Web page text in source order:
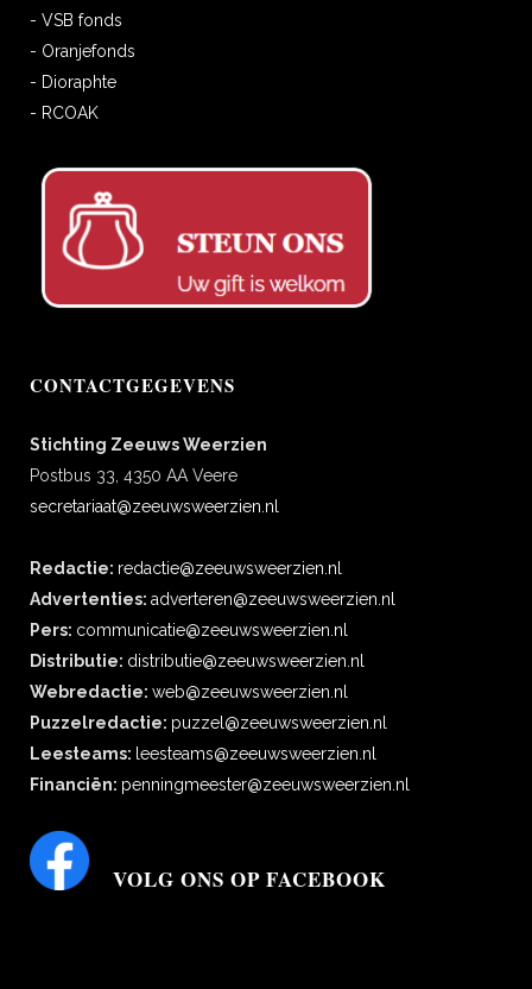
- VSB fonds
- Oranjefonds
- Dioraphte
- RCOAK
CONTACTGEGEVENS
Stichting Zeeuws Weerzien
Postbus 33, 4350 AA Veere
secretariaat@zeeuwsweerzien.nl
Redactie: redactie@zeeuwsweerzien.nl
Advertenties: adverteren@zeeuwsweerzien.nl
Pers: communicatie@zeeuwsweerzien.nl
Distributie: distributie@zeeuwsweerzien.nl
Webredactie: web@zeeuwsweerzien.nl
Puzzelredactie: puzzel@zeeuwsweerzien.nl
Leesteams: leesteams@zeeuwsweerzien.nl
Financiën: penningmeester@zeeuwsweerzien.nl
VOLG ONS OP FACEBOOK